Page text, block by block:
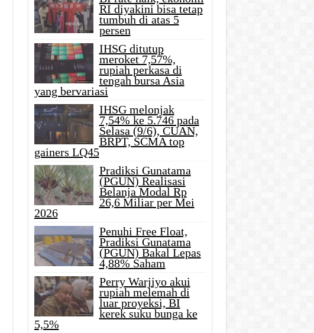
RI diyakini bisa tetap
tumbuh di atas 5
persen
IHSG ditutup
meroket 7,57%,
rupiah perkasa di
tengah bursa Asia
yang bervariasi
IHSG melonjak
7,54% ke 5.746 pada
Selasa (9/6), CUAN,
BRPT, SCMA top
gainers LQ45
Pradiksi Gunatama
(PGUN) Realisasi
Belanja Modal Rp
26,6 Miliar per Mei
2026
Penuhi Free Float,
Pradiksi Gunatama
(PGUN) Bakal Lepas
4,88% Saham
Perry Warjiyo akui
rupiah melemah di
luar proyeksi, BI
kerek suku bunga ke
5,5%